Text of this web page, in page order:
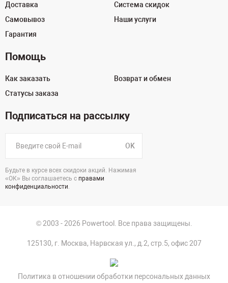
Доставка
Самовывоз
Гарантия
Система скидок
Наши услуги
Помощь
Как заказать
Статусы заказа
Возврат и обмен
Подписаться на рассылку
OK
Будьте в курсе всех скидоки акций. Нажимая
«ОК» Вы соглашаетесь с правами
конфиденциальности.
© 2003 - 2026 Powertool. Все права защищены.
125130, г. Москва, Нарвская ул., д.2, стр.5, офис 207
Политика в отношении обработки персональных данных